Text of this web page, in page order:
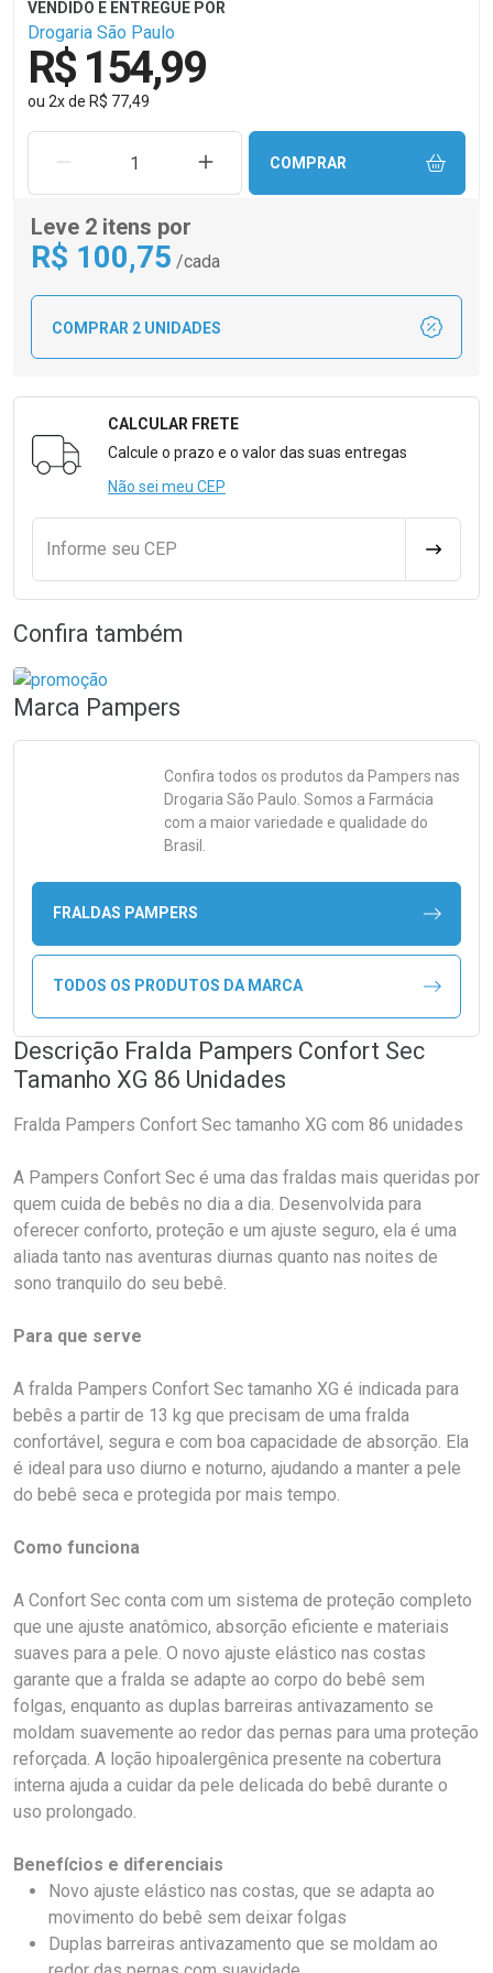
Drogaria São Paulo
R$ 154,99
ou 2xde R$ 77,49
REMOVER UMA UNIDADEAUMENTAR UMA UNIDADE
COMPRAR
Leve 2 itens por
R$ 100,75 /cada
COMPRAR 2 UNIDADES
Formulário para Calcular o Frete
CALCULAR FRETE
Calcule o prazo e o valor das suas entregas
Não sei meu CEP
Informe seu CEP
Confira também
Marca Pampers
Confira todos os produtos da Pampers nas
Drogaria São Paulo. Somos a Farmácia
com a maior variedade e qualidade do
Brasil.
FRALDAS PAMPERS
TODOS OS PRODUTOS DA MARCA
Descrição Fralda Pampers Confort Sec
Tamanho XG 86 Unidades
Fralda Pampers Confort Sec tamanho XG com 86 unidades
A Pampers Confort Sec é uma das fraldas mais queridas por
quem cuida de bebês no dia a dia. Desenvolvida para
oferecer conforto, proteção e um ajuste seguro, ela é uma
aliada tanto nas aventuras diurnas quanto nas noites de
sono tranquilo do seu bebê.
Para que serve
A fralda Pampers Confort Sec tamanho XG é indicada para
bebês a partir de 13 kg que precisam de uma fralda
confortável, segura e com boa capacidade de absorção. Ela
é ideal para uso diurno e noturno, ajudando a manter a pele
do bebê seca e protegida por mais tempo.
Como funciona
A Confort Sec conta com um sistema de proteção completo
que une ajuste anatômico, absorção eficiente e materiais
suaves para a pele. O novo ajuste elástico nas costas
garante que a fralda se adapte ao corpo do bebê sem
folgas, enquanto as duplas barreiras antivazamento se
moldam suavemente ao redor das pernas para uma proteção
reforçada. A loção hipoalergênica presente na cobertura
interna ajuda a cuidar da pele delicada do bebê durante o
uso prolongado.
Benefícios e diferenciais
Novo ajuste elástico nas costas, que se adapta ao
movimento do bebê sem deixar folgas
Duplas barreiras antivazamento que se moldam ao